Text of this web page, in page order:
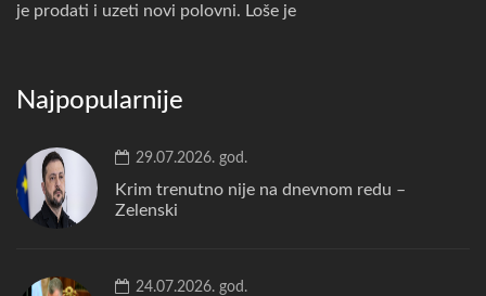
je prodati i uzeti novi polovni. Loše je
Najpopularnije
29.07.2026. god.
Krim trenutno nije na dnevnom redu –
Zelenski
24.07.2026. god.